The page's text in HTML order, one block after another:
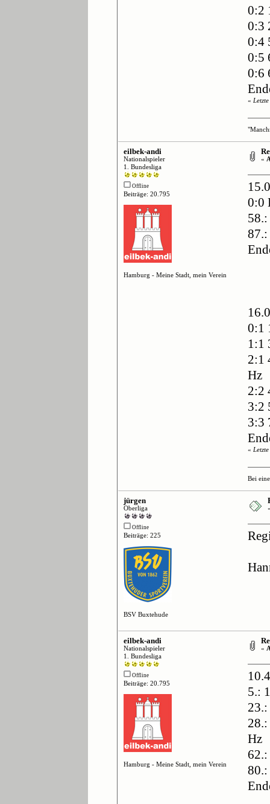
0:2
0:3
0:4
0:5
0:6
«
eilbek-andi
Nationalspieler
1. Bundesliga
Offline
Beiträge: 20.795
Hamburg - Meine Stadt, mein Verein
«
0:0
0:1
1:1
2:1
Hz
2:2
3:2
3:3
«
Bei
jürgen
Oberliga
Offline
Beiträge: 225
BSV Buxtehude
eilbek-andi
Nationalspieler
1. Bundesliga
Offline
Beiträge: 20.795
Hamburg - Meine Stadt, mein Verein
«
5.:
Hz
62.: